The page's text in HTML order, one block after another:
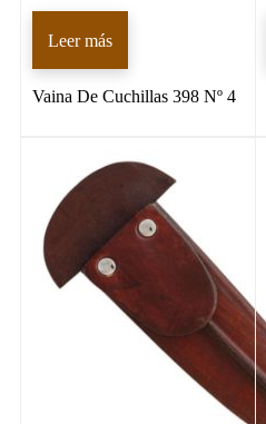
Leer más
Vaina De Cuchillas 398 Nº 4